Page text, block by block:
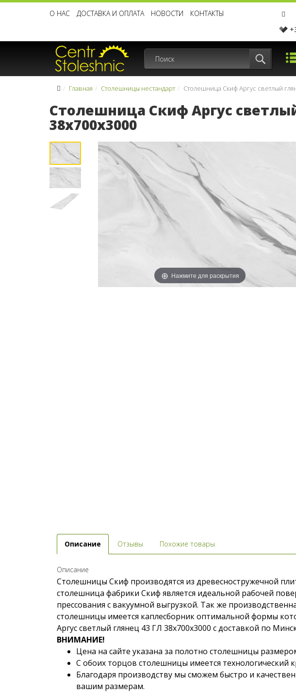
О НАС ДОСТАВКА И ОПЛАТА НОВОСТИ
КОНТАКТЫ
Главная Столешницы нестандарт Столешница Скиф Аргус светлый
Столешница Скиф Аргус
38x700x3000
Нажмите для раскрытия
Описание Отзывы Похожие товары
Описание
Столешницы Скиф производятся из древесностружечной
столешница фабрики Скиф является идеальной рабочей
прессования с вакуумной выгрузкой. Так же
столешницы имеется каплесборник оптимальной формы
Аргус светлый глянец 43 ГЛ 38x700x3000 с доставкой по
ВНИМАНИЕ!
Цена на сайте указана за полотно столешницы
С обоих торцов столешницы имеется технологический
Благодаря производству мы сможем быстро и
вашим размерам.